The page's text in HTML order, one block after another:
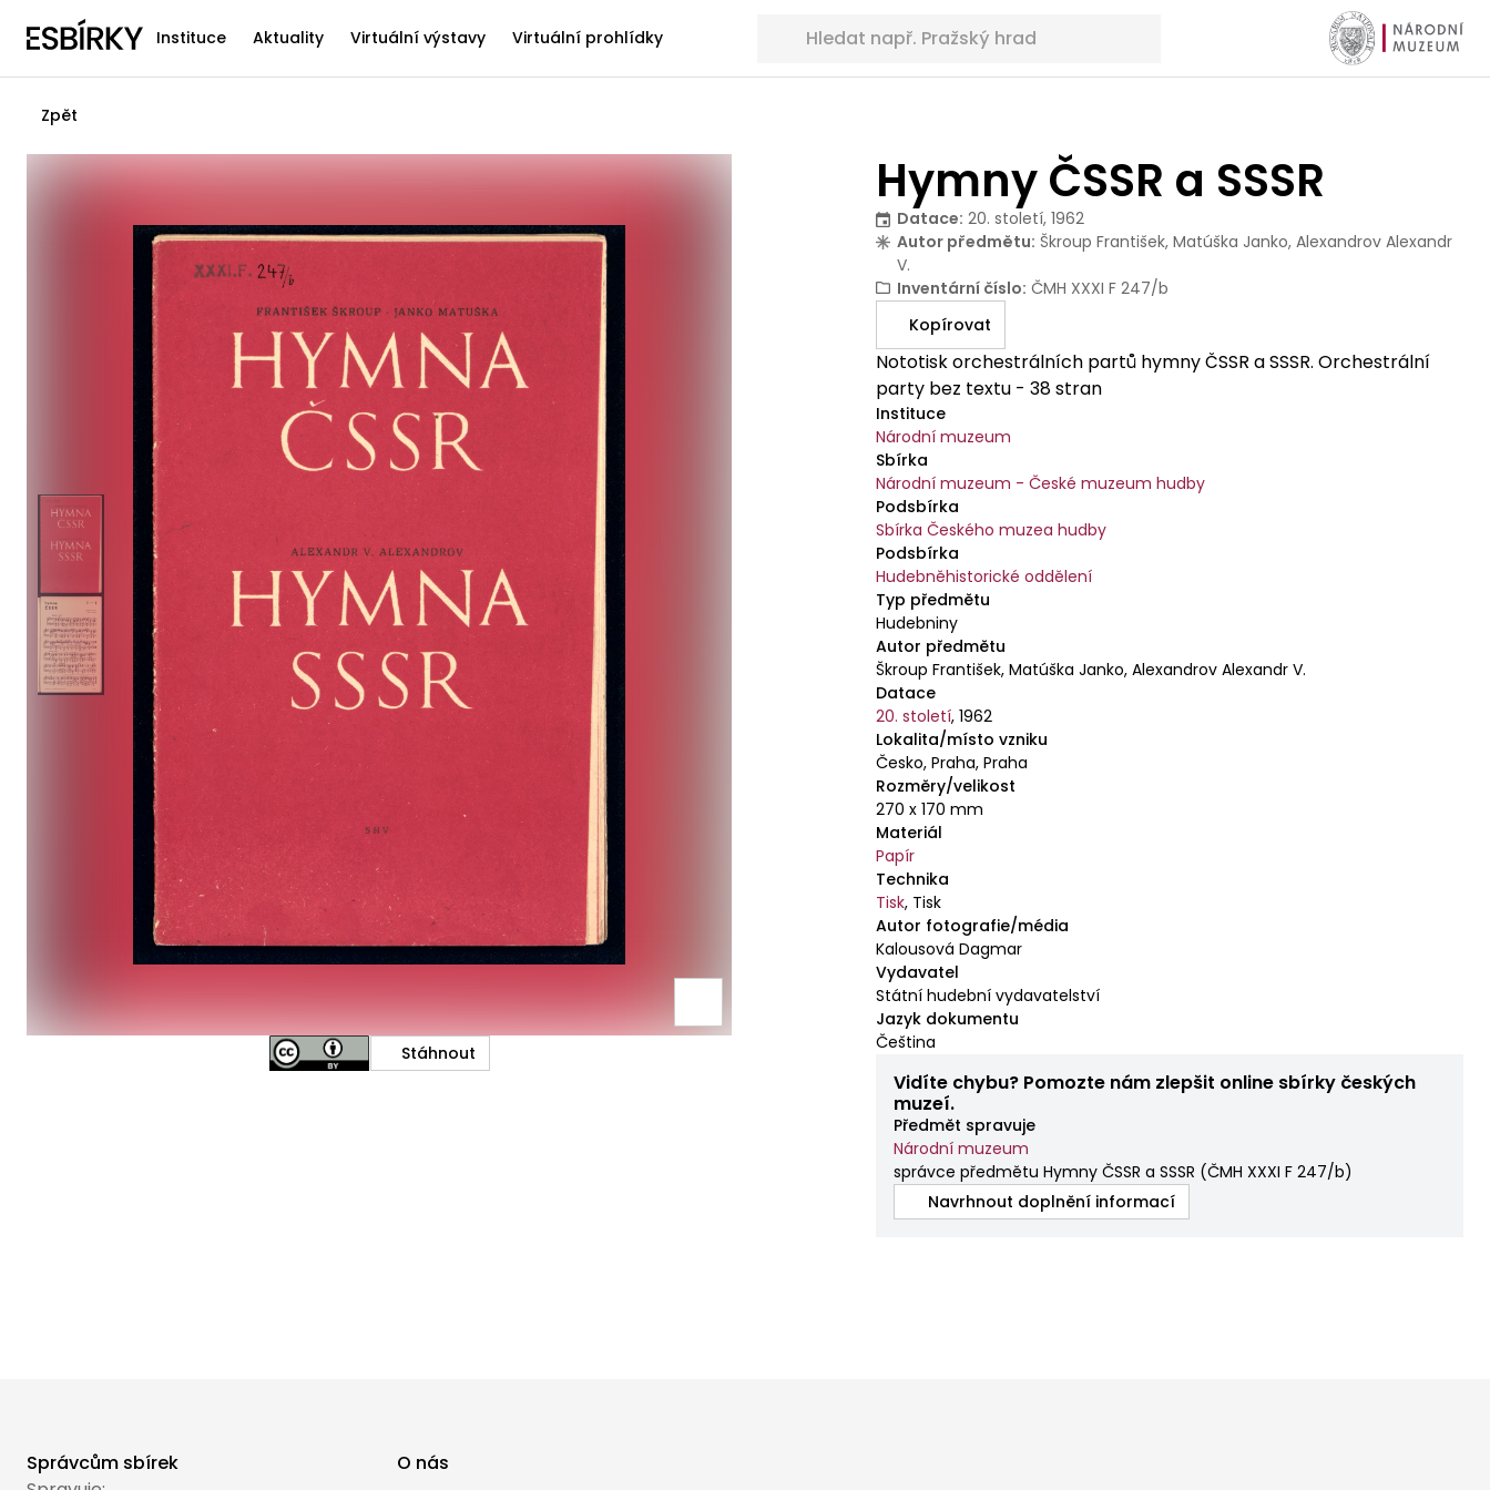
Instituce Aktuality Virtuální výstavy Virtuální prohlídky
Zpět
Hymny ČSSR a SSSR
Datace: 20. století, 1962
Autor předmětu: Škroup František, Matúška Janko, Alexandrov Alexandr
V.
Inventární číslo: ČMH XXXI F 247/b
Kopírovat
Nototisk orchestrálních partů hymny ČSSR a SSSR. Orchestrální
party bez textu - 38 stran
Instituce
Národní muzeum
Sbírka
Národní muzeum - České muzeum hudby
Podsbírka
Sbírka Českého muzea hudby
Podsbírka
Hudebněhistorické oddělení
Typ předmětu
Hudebniny
Autor předmětu
Škroup František, Matúška Janko, Alexandrov Alexandr V.
Datace
20. století,1962
Lokalita/místo vzniku
Česko, Praha, Praha
Rozměry/velikost
270 x 170 mm
Materiál
Papír
Technika
Tisk, Tisk
Autor fotografie/média
Kalousová Dagmar
Vydavatel
Státní hudební vydavatelství
Jazyk dokumentu
Čeština
Vidíte chybu? Pomozte nám zlepšit online sbírky českých
muzeí.
Předmět spravuje
Národní muzeum
správce předmětu Hymny ČSSR a SSSR (ČMH XXXI F 247/b)
Navrhnout doplnění informací
Stáhnout
Správcům sbírek
O nás